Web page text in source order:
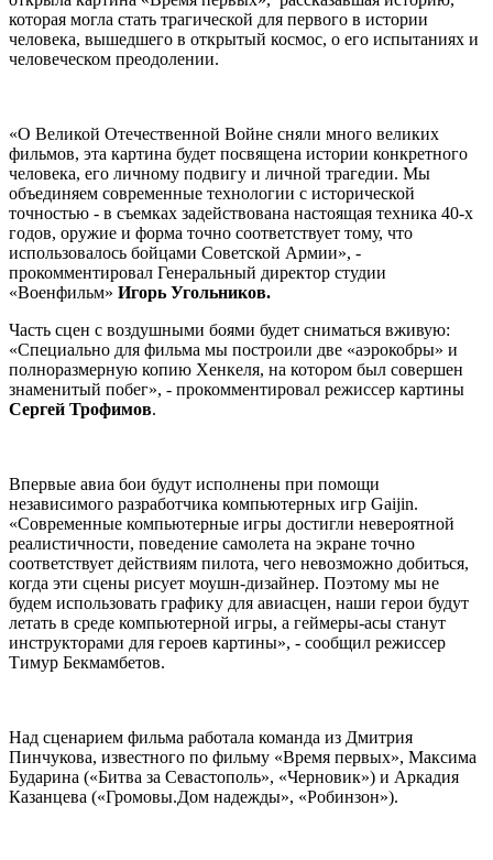
которая могла стать трагической для первого в истории
человека, вышедшего в открытый космос, о его испытаниях и
человеческом преодолении.
«О Великой Отечественной Войне сняли много великих
фильмов, эта картина будет посвящена истории конкретного
человека, его личному подвигу и личной трагедии. Мы
объединяем современные технологии с исторической
точностью - в съемках задействована настоящая техника 40-х
годов, оружие и форма точно соответствует тому, что
использовалось бойцами Советской Армии», -
прокомментировал Генеральный директор студии
«Военфильм» Игорь Угольников.
Часть сцен с воздушными боями будет сниматься вживую:
«Специально для фильма мы построили две «аэрокобры» и
полноразмерную копию Хенкеля, на котором был совершен
знаменитый побег», - прокомментировал режиссер картины
Сергей Трофимов.
Впервые авиа бои будут исполнены при помощи
независимого разработчика компьютерных игр Gaijin.
«Современные компьютерные игры достигли невероятной
реалистичности, поведение самолета на экране точно
соответствует действиям пилота, чего невозможно добиться,
когда эти сцены рисует моушн-дизайнер. Поэтому мы не
будем использовать графику для авиасцен, наши герои будут
летать в среде компьютерной игры, а геймеры-асы станут
инструкторами для героев картины», - сообщил режиссер
Тимур Бекмамбетов.
Над сценарием фильма работала команда из Дмитрия
Пинчукова, известного по фильму «Время первых», Максима
Бударина («Битва за Севастополь», «Черновик») и Аркадия
Казанцева («Громовы.Дом надежды», «Робинзон»).